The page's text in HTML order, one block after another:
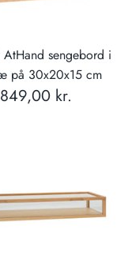
AtHand sengebord i
på 30x20x15 cm
849,00 kr.